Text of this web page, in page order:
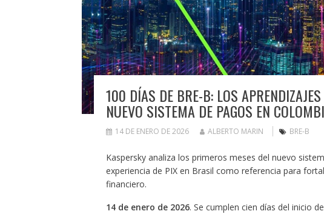
100 DÍAS DE BRE-B: LOS
NUEVO SISTEMA DE PAGOS EN
14 DE ENERO DE 2026 ALBERTO MARIN BRE-B
Kaspersky analiza los primeros meses del nuevo
experiencia de PIX en Brasil como referencia para
financiero.
14 de enero de 2026. Se cumplen cien días del inicio